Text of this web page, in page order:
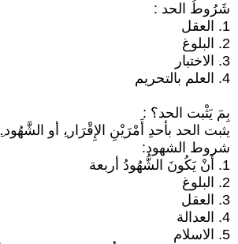
شَرُوطُ الحد :
1. العقل
2. البلوغ
3. الاختبار
4. العلم بالتحريم
بِمَ يَثْبت الحد؟ :
يثبت الحد بأحدِ أَمْرَيْنِ الإِقْرَار،ِ أو الشَّهُود.ِ
شروط الشهود:
1. أَنْ يَكُونَ الشُّهُودُ أربعة
2. البلوغ
3. العقل
4. العدالة
5. الاسلام